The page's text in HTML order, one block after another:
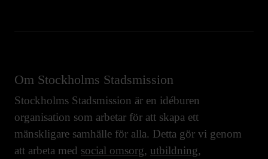
Om Stockholms Stadsmission
Stockholms Stadsmission är en idéburen
organisation som arbetar för att skapa ett
mänskligare samhälle för alla. Detta gör vi genom
att arbeta med social omsorg, utbildning,